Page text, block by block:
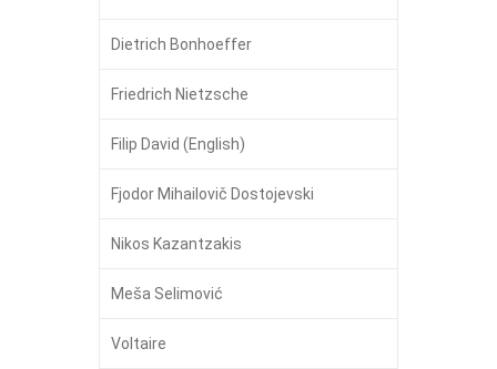
Dietrich Bonhoeffer
Friedrich Nietzsche
Filip David (English)
Fjodor Mihailovič Dostojevski
Nikos Kazantzakis
Meša Selimović
Voltaire